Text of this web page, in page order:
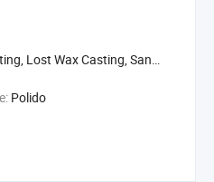
Lost Wax Casting, Sand Casting
Polido